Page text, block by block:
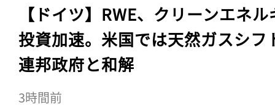
【ドイツ】RWE、クリーンエネ
投資加速。米国では天然ガスシフ
連邦政府と和解
3時間前